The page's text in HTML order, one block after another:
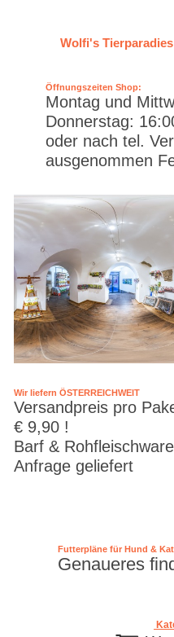
Wolfi's
Öffnungszeiten Shop:
Montag und
Donnerstag:
oder nach tel.
ausgenommen
Wir liefern ÖSTERREICHWEIT
Versandpreis pro
€ 9,90 !
Barf &
Anfrage geliefert
Futterpläne für Hund &
Genaueres